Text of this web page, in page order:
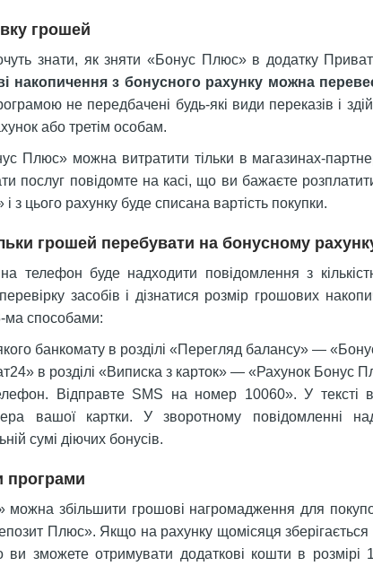
грошей
знати, як зняти «Бонус Плюс» в додатку
накопичення з бонусного рахунку можна
не передбачені будь-які види переказів і
або третім особам.
Плюс» можна витратити тільки в магазинах-
послуг повідомте на касі, що ви бажаєте
з цього рахунку буде списана вартість покупки.
грошей перебувати на бонусному
телефон буде надходити повідомлення з
засобів і дізнатися розмір грошових
способами:
банкомату в розділі «Перегляд балансу» —
в розділі «Виписка з карток» — «Рахунок Бонус
Відправте SMS на номер 10060». У тексті
вашої картки. У зворотному повідомленні
сумі діючих бонусів.
програми
можна збільшити грошові нагромадження для
Плюс». Якщо на рахунку щомісяця зберігається
ви зможете отримувати додаткові кошти в розмірі